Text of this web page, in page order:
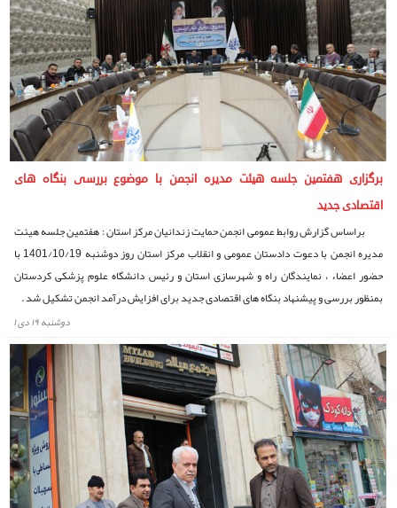
برگزاری هفتمین جلسه هیئت مدیره انجمن با موضوع بررسی بنگاه های
اقتصادی جدید
براساس گزارش روابط عمومی انجمن حمایت زندانیان مرکز استان : هفتمین جلسه هیئت
مدیره انجمن با دعوت دادستان عمومی و انقلاب مرکز استان روز دوشنبه 1401/10/19 با
حضور اعضاء ، نمایندگان راه و شهرسازی استان و رئیس دانشگاه علوم پزشکی کردستان
بمنظور بررسی و پیشنهاد بنگاه های اقتصادی جدید برای افزایش درآمد انجمن تشکیل شد .
دوشنبه ۱۹ دی ۱